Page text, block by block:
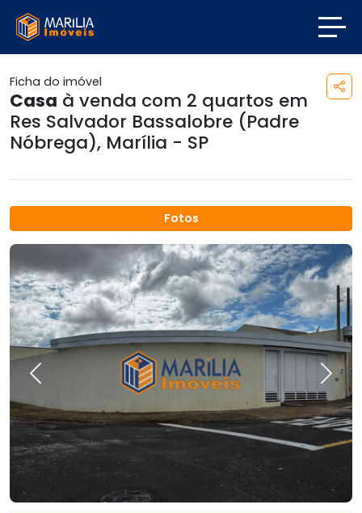
Ficha do imóvel
Casa à venda com 2 quartos em
Res Salvador Bassalobre (Padre
Nóbrega), Marília - SP
Fotos
Previous Next